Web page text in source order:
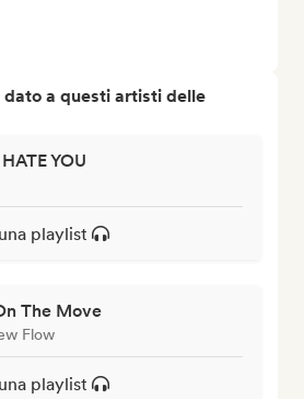
dato a questi artisti delle
YOU
playlist
The Move
Flow
playlist